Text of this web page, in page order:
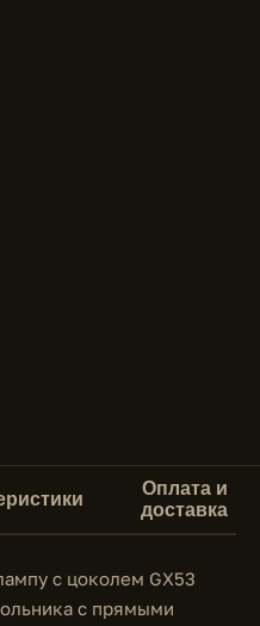
Оплата и
доставка
с цоколем GX53
с прямыми